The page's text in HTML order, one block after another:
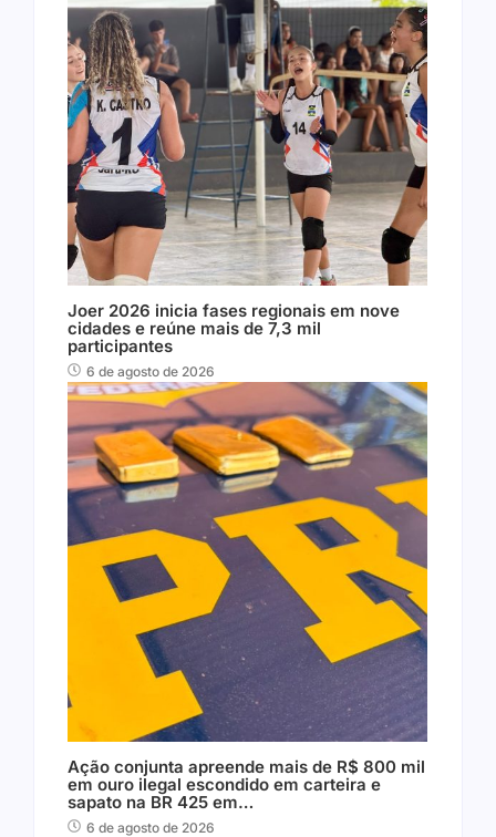
Joer 2026 inicia fases regionais em nove
cidades e reúne mais de 7,3 mil
participantes
6 de agosto de 2026
Ação conjunta apreende mais de R$ 800 mil
em ouro ilegal escondido em carteira e
sapato na BR 425 em…
6 de agosto de 2026